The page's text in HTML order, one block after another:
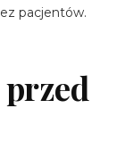
pacjentów.